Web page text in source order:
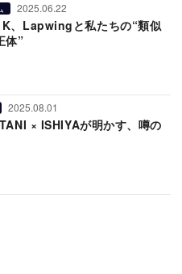
2025.06.22
、Lapwingと私たちの“類似
体”
2025.08.01
× ISHIYAが明かす、噂の